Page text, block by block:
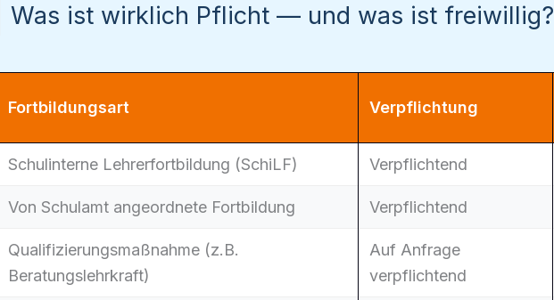
Was ist wirklich Pflicht — und was ist freiwillig?
Fortbildungsart Verpflichtung
Schulinterne Lehrerfortbildung (SchiLF) Verpflichtend
Von Schulamt angeordnete Fortbildung Verpflichtend
Qualifizierungsmaßnahme (z.B.
Beratungslehrkraft)
Auf Anfrage
verpflichtend